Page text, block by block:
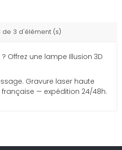
de 3 d'élément (s)
Offrez une lampe Illusion 3D
Gravure laser haute
— expédition 24/48h.